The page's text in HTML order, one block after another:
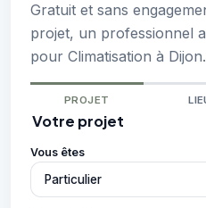
Gratuit et sans
projet, un professionnel
pour Climatisation à Dijon.
PROJET
Votre projet
Vous êtes